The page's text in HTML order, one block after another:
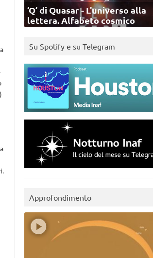
‘Q’ di Quasar - L'universo alla
lettera. Alfabeto cosmico
Su Spotify e su Telegram
Approfondimento